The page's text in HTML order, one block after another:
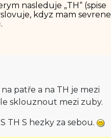
nasleduje „TH“ (spise
kdyz mam sevrene
patře a na TH je mezi
sklouznout mezi zuby.
TH S hezky za sebou.